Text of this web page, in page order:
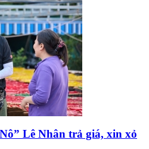
Lê Nhân trả giá, xin xỏ